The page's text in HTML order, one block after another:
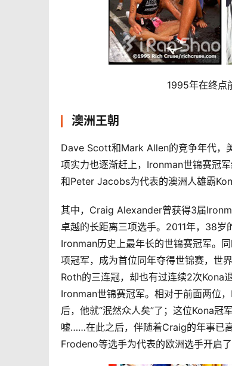
1995年在终点
澳洲王朝
Dave Scott和Mark Allen的竞争年代，
项实力也逐渐赶上，Ironman世锦赛冠
和Peter Jacobs为代表的澳洲人雄霸
其中，Craig Alexander曾获得3届
卓越的长距离三项选手。2011年，38
Ironman历史上最年长的世锦赛冠军。
项冠军，成为首位同年夺得世锦赛，世
Roth的三连冠，却也有过连续2次Kona
Ironman世锦赛冠军。相对于前面两位
后，他就“泯然众人矣”了；这位Kona
嘘……在此之后，伴随着Craig的年事已
Frodeno等选手为代表的欧洲选手开启了